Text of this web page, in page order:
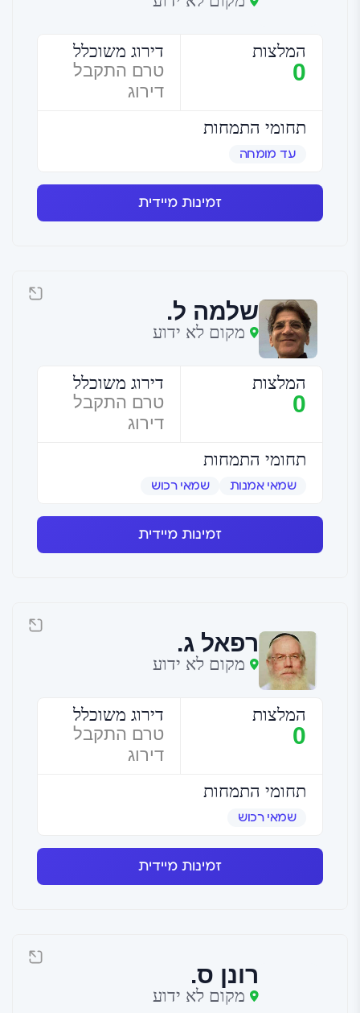
המלצות
0
דירוג משוכלל
טרם התקבל
דירוג
תחומי התמחות
עד מומחה
זמינות מיידית
שלמה ל.
מקום לא ידוע
המלצות
0
דירוג משוכלל
טרם התקבל
דירוג
תחומי התמחות
שמאי אמנות שמאי רכוש
זמינות מיידית
רפאל ג.
מקום לא ידוע
המלצות
0
דירוג משוכלל
טרם התקבל
דירוג
תחומי התמחות
שמאי רכוש
זמינות מיידית
רונן ס.
מקום לא ידוע